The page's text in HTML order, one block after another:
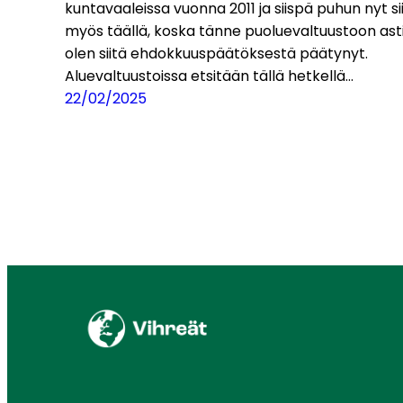
kuntavaaleissa vuonna 2011 ja siispä puhun nyt
myös täällä, koska tänne puoluevaltuustoon
olen siitä ehdokkuuspäätöksestä päätynyt.
Aluevaltuustoissa etsitään tällä hetkellä…
22/02/2025